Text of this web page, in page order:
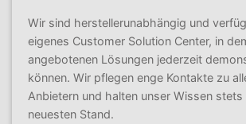
Wir sind herstellerunabhängig und
eigenes Customer Solution Center, in
angebotenen Lösungen jederzeit
können. Wir pflegen enge Kontakte zu
Anbietern und halten unser Wissen stets
neuesten Stand.